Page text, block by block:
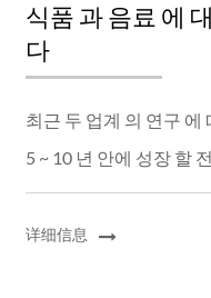
식품 과 음료 에
다
최근 두 업계 의 연구 에
5 ~ 10 년 안에 성장 할
하 나 는 식품 과 음료
이 프 분석 회사 (Konce...
详细信息